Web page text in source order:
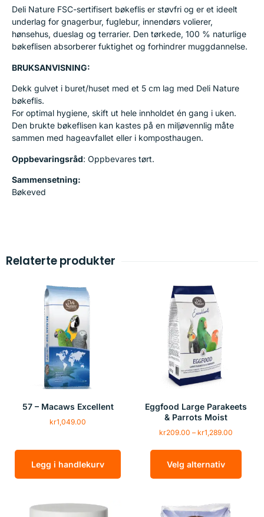
Deli Nature FSC-sertifisert bøkeflis er støvfri og er et ideelt
underlag for gnagerbur, fuglebur, innendørs volierer,
hønsehus, dueslag og terrarier. Den tørkede, 100 % naturlige
bøkeflisen absorberer fuktighet og forhindrer muggdannelse.
BRUKSANVISNING:
Dekk gulvet i buret/huset med et 5 cm lag med Deli Nature
bøkeflis.
For optimal hygiene, skift ut hele innholdet én gang i uken.
Den brukte bøkeflisen kan kastes på en miljøvennlig måte
sammen med hageavfallet eller i komposthaugen.
Oppbevaringsråd: Oppbevares tørt.
Sammensetning:
Bøkeved
Relaterte produkter
57 – Macaws Excellent
kr1,049.00
Legg i handlekurv
Eggfood Large Parakeets
& Parrots Moist
kr209.00 – kr1,289.00
Velg alternativ